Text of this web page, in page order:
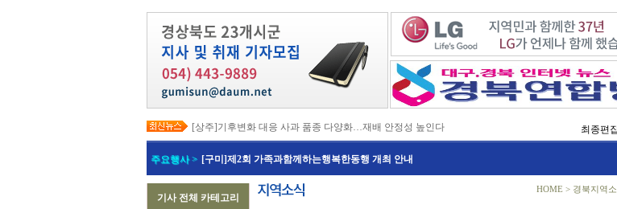
[상주]기후변화 대응 사과 품종 다양화…재배 안정성 높인다
[봉화]‘K-베트남 밸리 특구’ 최종 지정…3,476억 투입
[김천]지방세입 체납관리단 본격 가동…맞춤형 징수 나선다
[고령]가뭄 장기화 총력 대응…농업용수 확보 긴급 지원
[경주]경주역 KTX·KTX-이음 증편…수도권 접근성 높인다
[경북교육청]‘수리력+ 웹 콘텐츠’ 개발…맞춤형 수학 학습 지원
최종편집
주요행사 > [구미]제2회 가족과함께하는행복한동행 개최 안내
기사 전체 카테고리
HOME > 경북지역